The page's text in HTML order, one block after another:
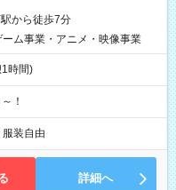
から徒歩7分
ーム事業・アニメ・映像事業
時間)
！
服装自由
詳細へ